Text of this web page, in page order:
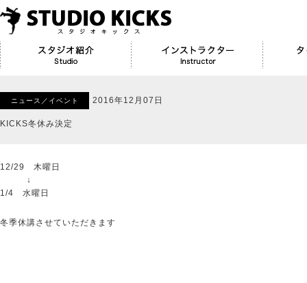
ニュース／イベント 2016年12月07日
KICKS冬休み決定
12/29 木曜日
↓
1/4 水曜日
冬季休講させていただきます